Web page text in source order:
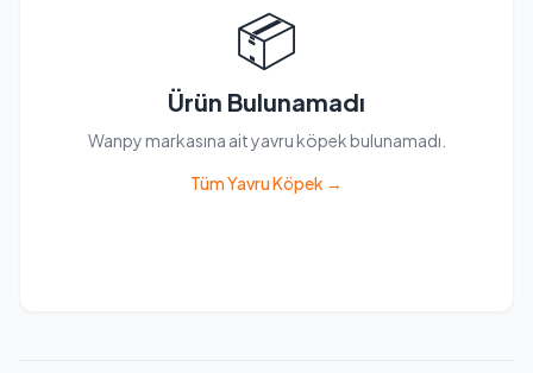
📦
Ürün Bulunamadı
Wanpy markasına ait yavru köpek bulunamadı.
Tüm Yavru Köpek →